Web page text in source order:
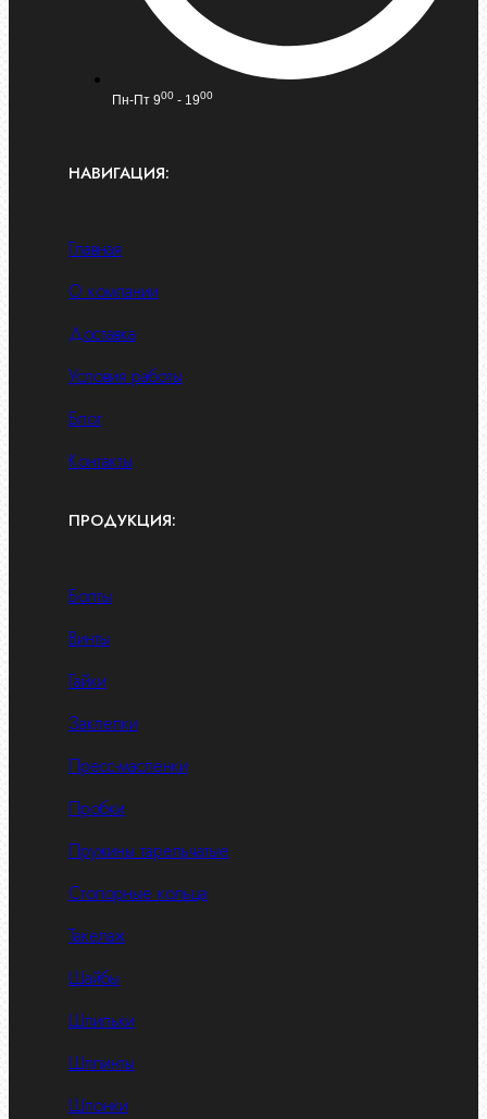
Пн-Пт 900 - 1900
НАВИГАЦИЯ:
Главная
О компании
Доставка
Условия работы
Блог
Контакты
ПРОДУКЦИЯ:
Болты
Винты
Гайки
Заклепки
Пресс-масленки
Пробки
Пружины тарельчатые
Стопорные кольца
Такелаж
Шайбы
Шпильки
Шплинты
Шпонки